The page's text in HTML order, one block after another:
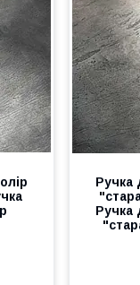
Ручка
Ручка